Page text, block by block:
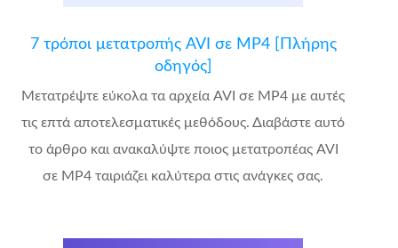
7 τρόποι μετατροπής AVI σε MP4 [Πλήρης
οδηγός]
Μετατρέψτε εύκολα τα αρχεία AVI σε MP4 με αυτές
τις επτά αποτελεσματικές μεθόδους. Διαβάστε αυτό
το άρθρο και ανακαλύψτε ποιος μετατροπέας AVI
σε MP4 ταιριάζει καλύτερα στις ανάγκες σας.